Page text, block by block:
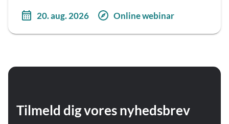
20. aug. 2026 Online webinar
Tilmeld dig vores nyhedsbrev